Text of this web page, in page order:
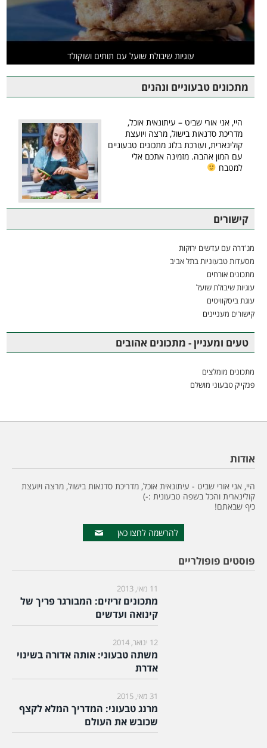
עוגיות שיבולת שועל עם תותים ושוקולד
מתכונים טבעוניים ונהנים
היי, אני אורי שביט – עיתונאית אוכל,
מדריכת סדנאות בישול, מרצה ויועצת
קולינארית, ועורכת בלוג מתכונים טבעוניים
עם המון אהבה. מזמינה אתכם אלי
למטבח
קישורים
מג'דרה עם עדשים ירוקות
מסעדות טבעוניות בתל אביב
מתכונים אורחים
עוגיות שיבולת שועל
עוגת ביסקוויטים
קישורים מעניינים
טעים ומעניין - מתכונים אהובים
מתכונים מומלצים
פנקייק טבעוני מושלם
אודות
היי, אני אורי שביט - עיתונאית אוכל, מדריכת סדנאות בישול, מרצה ויועצת
קולינארית והכל בשפה טבעונית :-)
כיף שבאתם!
להרשמה לחצו כאן
פוסטים פופולריים
11 מאי, 2013
מתכונים זריזים: המבורגר פריך של
קינואה ועדשים
12 ינואר, 2014
משתה טבעוני: אותה אדורה בשינוי
אדרת
31 מאי, 2015
מרנג טבעוני: המדריך המלא לקצף
שכובש את העולם